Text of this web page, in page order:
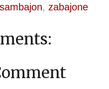
sambajon, zabajone